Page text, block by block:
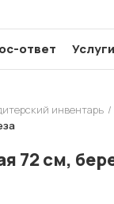
ответ Услуги
инвентарь
72 см,